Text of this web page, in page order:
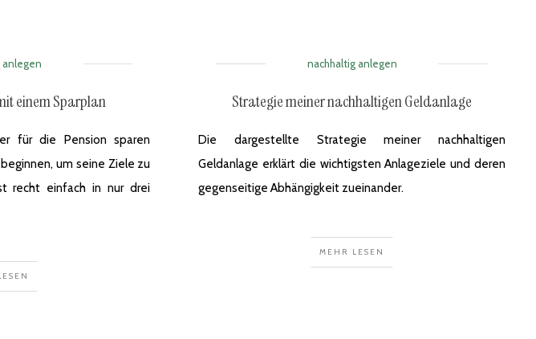
anlegen
einem Sparplan
für die Pension sparen
um seine Ziele zu
recht einfach in nur drei
nachhaltig anlegen
Strategie meiner nachhaltigen Geldanlage
Die dargestellte Strategie meiner nachhaltigen
Geldanlage erklärt die wichtigsten Anlageziele und deren
gegenseitige Abhängigkeit zueinander.
MEHR LESEN